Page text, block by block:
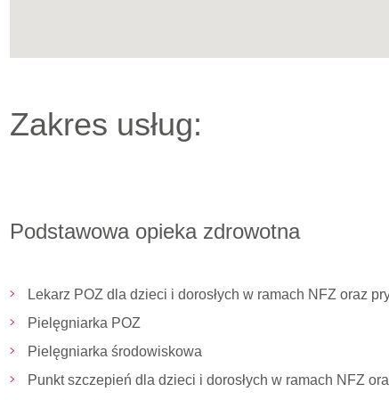
Zakres usług:
Podstawowa opieka zdrowotna
Lekarz POZ dla dzieci i dorosłych w ramach NFZ oraz
Pielęgniarka POZ
Pielęgniarka środowiskowa
Punkt szczepień dla dzieci i dorosłych w ramach NFZ